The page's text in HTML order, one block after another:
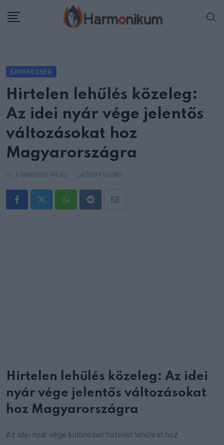
ÉRDEKESSÉG
Hirtelen lehűlés közeleg:
Az idei nyár vége jelentős
változásokat hoz
Magyarországra
WhatsappRedditShare
Hirtelen lehűlés közeleg: Az idei
nyár vége jelentős változásokat
hoz Magyarországra
Az idei nyár vége különösen hirtelen lehűlést hoz